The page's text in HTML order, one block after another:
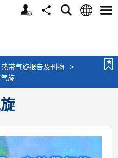
个
分
搜
语
选
热带气旋报告及刊物
>
旋